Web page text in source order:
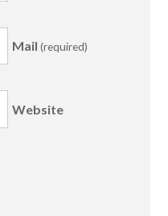
Mail (required)
Website